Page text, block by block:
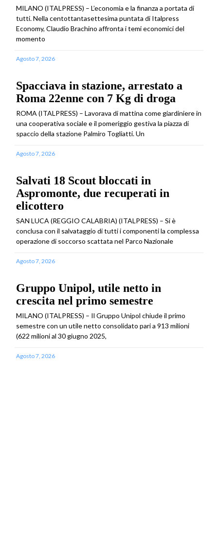
MILANO (ITALPRESS) – L’economia e la finanza a portata di
tutti. Nella centottantasettesima puntata di Italpress
Economy, Claudio Brachino affronta i temi economici del
momento
Agosto 7, 2026
Spacciava in stazione, arrestato a
Roma 22enne con 7 Kg di droga
ROMA (ITALPRESS) – Lavorava di mattina come giardiniere in
una cooperativa sociale e il pomeriggio gestiva la piazza di
spaccio della stazione Palmiro Togliatti. Un
Agosto 7, 2026
Salvati 18 Scout bloccati in
Aspromonte, due recuperati in
elicottero
SAN LUCA (REGGIO CALABRIA) (ITALPRESS) – Si è
conclusa con il salvataggio di tutti i componenti la complessa
operazione di soccorso scattata nel Parco Nazionale
Agosto 7, 2026
Gruppo Unipol, utile netto in
crescita nel primo semestre
MILANO (ITALPRESS) – Il Gruppo Unipol chiude il primo
semestre con un utile netto consolidato pari a 913 milioni
(622 milioni al 30 giugno 2025,
Agosto 7, 2026